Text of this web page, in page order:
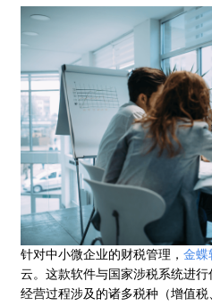
针对中小微企业的财税管理，金蝶
云。这款软件与国家涉税系统进
经营过程涉及的诸多税种（增值税